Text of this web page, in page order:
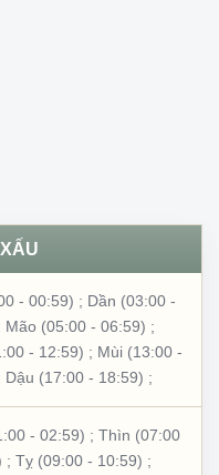
- 00:59) ; Dần (03:00 -
Mão (05:00 - 06:59) ;
- 12:59) ; Mùi (13:00 -
Dậu (17:00 - 18:59) ;
- 02:59) ; Thìn (07:00
; Tỵ (09:00 - 10:59) ;